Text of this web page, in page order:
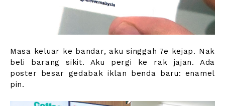
Masa keluar ke bandar, aku singgah 7e kejap. Nak
beli barang sikit. Aku pergi ke rak jajan. Ada
poster besar gedabak iklan benda baru: enamel
pin.